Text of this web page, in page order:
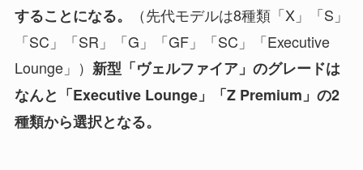
することになる。
（先代モデルは8種類「X」「S」
「SC」「SR」「G」「GF」「SC」「Executive
Lounge」） 新型「ヴェルファイア」のグレードは
なんと「Executive Lounge」「Z Premium」の2
種類から選択となる。